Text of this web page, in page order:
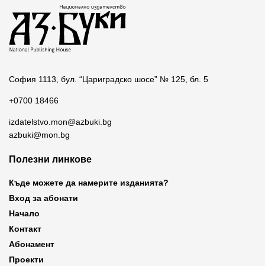
София 1113, бул. “Цариградско шосе” № 125, бл. 5
+0700 18466
izdatelstvo.mon@azbuki.bg
azbuki@mon.bg
Полезни линкове
Къде можете да намерите изданията?
Вход за абонати
Начало
Контакт
Абонамент
Проекти